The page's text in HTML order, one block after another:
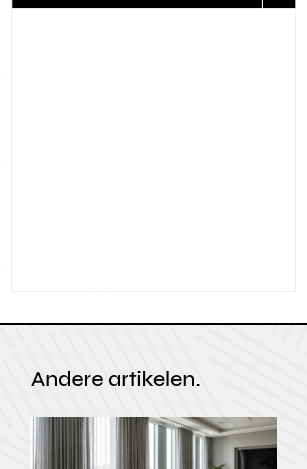
Andere artikelen.